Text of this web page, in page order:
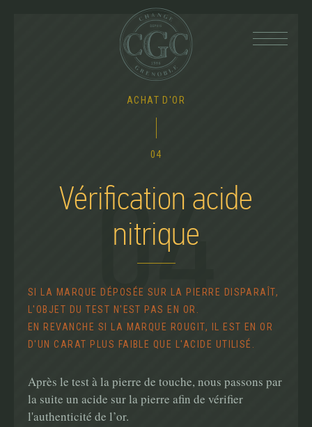
04
ACHAT D'OR
04
Vérification acide
nitrique
SI LA MARQUE DÉPOSÉE SUR LA PIERRE DISPARAÎT,
L'OBJET DU TEST N'EST PAS EN OR.
EN REVANCHE SI LA MARQUE ROUGIT, IL EST EN OR
D'UN CARAT PLUS FAIBLE QUE L'ACIDE UTILISÉ.
Après le test à la pierre de touche, nous passons par
la suite un acide sur la pierre afin de vérifier
l'authenticité de l’or.